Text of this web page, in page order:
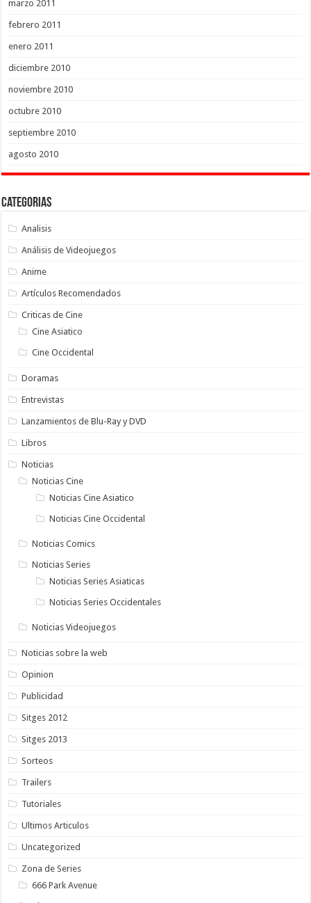
marzo 2011
febrero 2011
enero 2011
diciembre 2010
noviembre 2010
octubre 2010
septiembre 2010
agosto 2010
Categorias
Analisis
Análisis de Videojuegos
Anime
Artículos Recomendados
Criticas de Cine
Cine Asiatico
Cine Occidental
Doramas
Entrevistas
Lanzamientos de Blu-Ray y DVD
Libros
Noticias
Noticias Cine
Noticias Cine Asiatico
Noticias Cine Occidental
Noticias Comics
Noticias Series
Noticias Series Asiaticas
Noticias Series Occidentales
Noticias Videojuegos
Noticias sobre la web
Opinion
Publicidad
Sitges 2012
Sitges 2013
Sorteos
Trailers
Tutoriales
Ultimos Articulos
Uncategorized
Zona de Series
666 Park Avenue